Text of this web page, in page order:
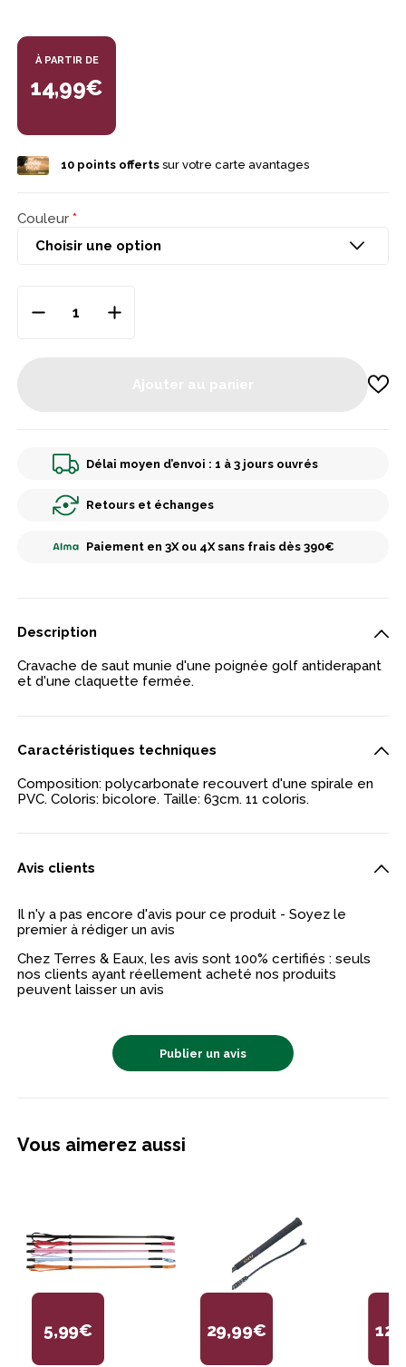
À PARTIR DE
14,99€
10points offertssur votre carte avantages
Couleur
Délai moyen d’envoi : 1 à 3 jours ouvrés
Retours et échanges
Paiement en 3X ou 4X sans frais dès 390€
Description
Cravache de saut munie d'une poignée golf antiderapant
et d'une claquette fermée.
Caractéristiques techniques
Composition: polycarbonate recouvert d'une spirale en
PVC. Coloris: bicolore. Taille: 63cm. 11 coloris.
Avis clients
Il n'y a pas encore d'avis pour ce produit - Soyez le
premier à rédiger un avis
Chez Terres & Eaux, les avis sont 100% certifiés : seuls
nos clients ayant réellement acheté nos produits
peuvent laisser un avis
Publier un avis
Vous aimerez aussi
5,99€ 29,99€